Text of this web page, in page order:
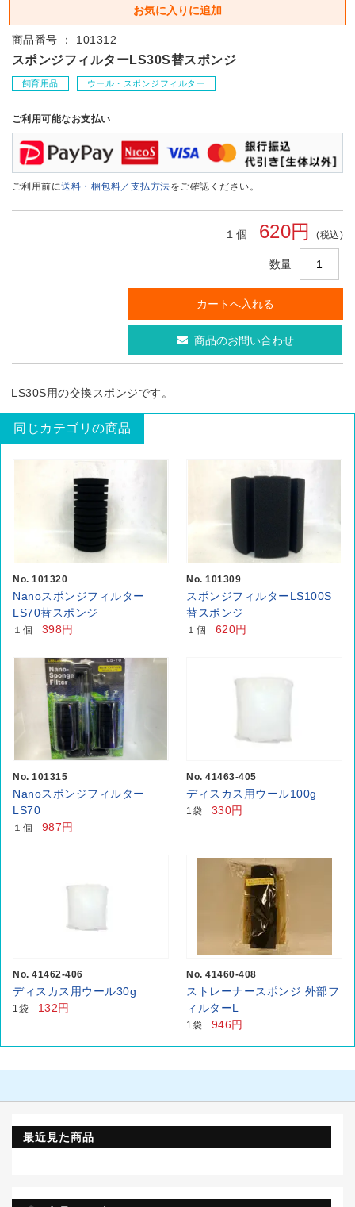
商品番号 ： 101312
スポンジフィルターLS30S替スポンジ
飼育用品 ウール・スポンジフィルター
ご利用可能なお支払い
ご利用前に送料・梱包料／支払方法をご確認ください。
１個 620円(税込)
数量
商品のお問い合わせ
LS30S用の交換スポンジです。
同じカテゴリの商品
No. 101320
Nanoスポンジフィルター
LS70替スポンジ
１個 398円
No. 101309
スポンジフィルターLS100S
替スポンジ
１個 620円
No. 101315
Nanoスポンジフィルター
LS70
１個 987円
No. 41463-405
ディスカス用ウール100g
1袋 330円
No. 41462-406
ディスカス用ウール30g
1袋 132円
No. 41460-408
ストレーナースポンジ 外部フ
ィルターL
1袋 946円
最近見た商品